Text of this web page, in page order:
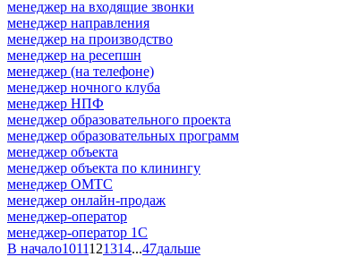
менеджер на входящие звонки
менеджер направления
менеджер на производство
менеджер на ресепшн
менеджер (на телефоне)
менеджер ночного клуба
менеджер НПФ
менеджер образовательного проекта
менеджер образовательных программ
менеджер объекта
менеджер объекта по клинингу
менеджер ОМТС
менеджер онлайн-продаж
менеджер-оператор
менеджер-оператор 1С
В начало1011121314...47дальше